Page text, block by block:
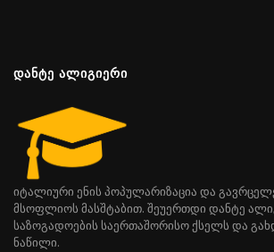
ᲓᲐᲜᲢᲔ ᲐᲚᲘᲒᲘᲔᲠᲘ
იტალიური ენის პოპულარიზაცია და
მსოფლიოს მასშტაბით. შეუერთდი დანტე
საზოგადოების საერთაშორისო ქსელს და
ნაწილი.